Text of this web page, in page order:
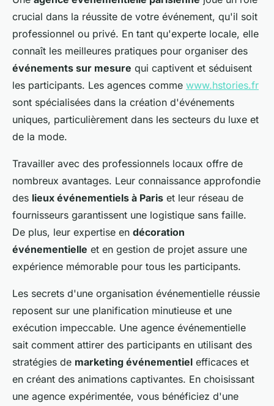
crucial dans la réussite de votre événement, qu'il soit
professionnel ou privé. En tant qu'experte locale, elle
connaît les meilleures pratiques pour organiser des
événements sur mesure qui captivent et séduisent
les participants. Les agences comme www.hstories.fr
sont spécialisées dans la création d'événements
uniques, particulièrement dans les secteurs du luxe et
de la mode.
Travailler avec des professionnels locaux offre de
nombreux avantages. Leur connaissance approfondie
des lieux événementiels à Paris et leur réseau de
fournisseurs garantissent une logistique sans faille.
De plus, leur expertise en décoration
événementielle et en gestion de projet assure une
expérience mémorable pour tous les participants.
Les secrets d'une organisation événementielle réussie
reposent sur une planification minutieuse et une
exécution impeccable. Une agence événementielle
sait comment attirer des participants en utilisant des
stratégies de marketing événementiel efficaces et
en créant des animations captivantes. En choisissant
une agence expérimentée, vous bénéficiez d'une